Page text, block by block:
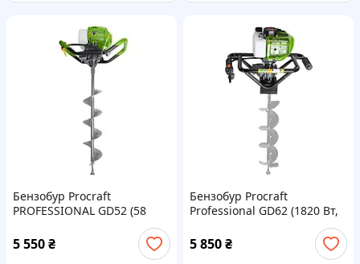
Бензобур Procraft
PROFESSIONAL GD52 (58
куб.см, 7500–8000 об/хв, бак
1.2 л, без шнека)
5 550₴
Бензобур Procraft
Professional GD62 (1820 Вт,
58 куб.см, 3500–8000 об/хв,
без шнека)
5 850₴